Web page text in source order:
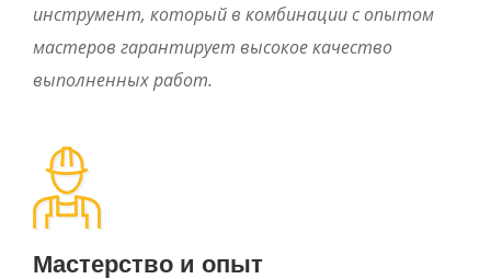
инструмент, который в комбинации с опытом
мастеров гарантирует высокое качество
выполненных работ.
Мастерство и опыт